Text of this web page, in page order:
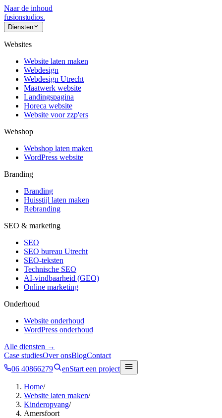
Naar de inhoud
fusionstudios.
Diensten
Websites
Website laten maken
Webdesign
Webdesign Utrecht
Maatwerk website
Landingspagina
Horeca website
Website voor zzp'ers
Webshop
Webshop laten maken
WordPress website
Branding
Branding
Huisstijl laten maken
Rebranding
SEO & marketing
SEO
SEO bureau Utrecht
SEO-teksten
Technische SEO
AI-vindbaarheid (GEO)
Online marketing
Onderhoud
Website onderhoud
WordPress onderhoud
Alle diensten →
Case studiesOver onsBlogContact
06 40866279
enStart een project
Home/
Website laten maken/
Kinderopvang/
Amersfoort